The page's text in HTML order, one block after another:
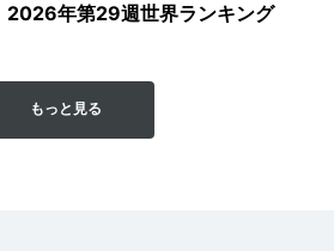
2026年第29週世界ランキング
もっと見る